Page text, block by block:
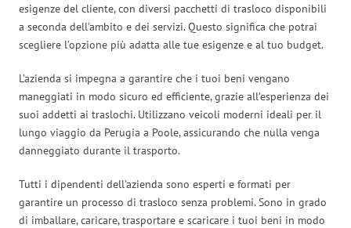
esigenze del cliente, con diversi pacchetti di trasloco disponibili
a seconda dell’ambito e dei servizi. Questo significa che potrai
scegliere l’opzione più adatta alle tue esigenze e al tuo budget.
L’azienda si impegna a garantire che i tuoi beni vengano
maneggiati in modo sicuro ed efficiente, grazie all’esperienza dei
suoi addetti ai traslochi. Utilizzano veicoli moderni ideali per il
lungo viaggio da Perugia a Poole, assicurando che nulla venga
danneggiato durante il trasporto.
Tutti i dipendenti dell’azienda sono esperti e formati per
garantire un processo di trasloco senza problemi. Sono in grado
di imballare, caricare, trasportare e scaricare i tuoi beni in modo